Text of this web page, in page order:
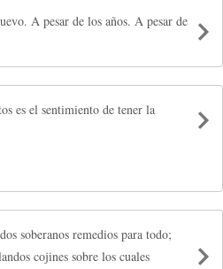
A pesar de los años. A pesar de
es el sentimiento de tener la
soberanos remedios para todo;
cojines sobre los cuales